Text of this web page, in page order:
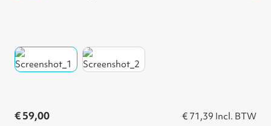
€ 59,00 € 71,39 Incl. BTW